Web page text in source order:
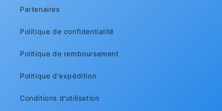
Partenaires
Politique de confidentialité
Politique de remboursement
Politique d'expédition
Conditions d'utilisation